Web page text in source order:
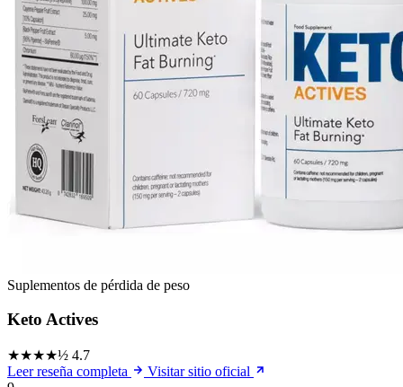
Suplementos de pérdida de peso
Keto Actives
★★★★½ 4.7
Leer reseña completa
Visitar sitio oficial